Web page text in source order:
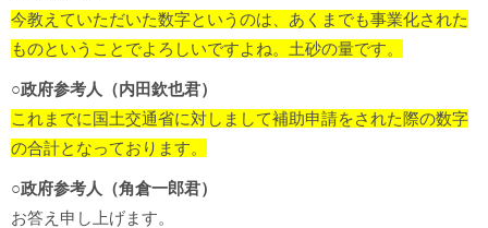
今教えていただいた数字というのは、あくまでも事業化された
ものということでよろしいですよね。土砂の量です。
○政府参考人（内田欽也君）
これまでに国土交通省に対しまして補助申請をされた際の数字
の合計となっております。
○政府参考人（角倉一郎君）
お答え申し上げます。